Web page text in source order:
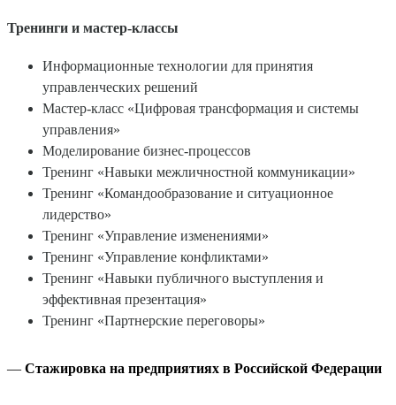
Тренинги и мастер-классы
Информационные технологии для принятия
управленческих решений
Мастер-класс «Цифровая трансформация и системы
управления»
Моделирование бизнес-процессов
Тренинг «Навыки межличностной коммуникации»
Тренинг «Командообразование и ситуационное
лидерство»
Тренинг «Управление изменениями»
Тренинг «Управление конфликтами»
Тренинг «Навыки публичного выступления и
эффективная презентация»
Тренинг «Партнерские переговоры»
— Стажировка на предприятиях в Российской Федерации